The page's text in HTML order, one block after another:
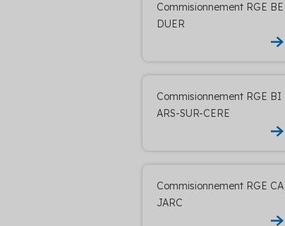
Commisionnement RGE BE
DUER
Commisionnement RGE BI
ARS-SUR-CERE
Commisionnement RGE CA
JARC